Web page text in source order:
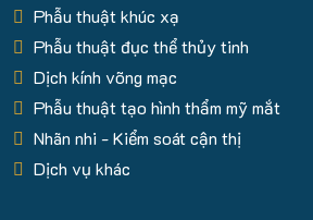
Phẫu thuật khúc xạ
Phẫu thuật đục thể thủy tinh
Dịch kính võng mạc
Phẫu thuật tạo hình thẩm mỹ mắt
Nhãn nhi - Kiểm soát cận thị
Dịch vụ khác